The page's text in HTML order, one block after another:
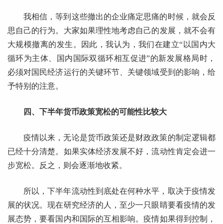
我相信，等到这些撤出的企业痛定思痛的时候，就会反
思自己的行为。大家如果理性地考虑自己的发展，就不会有
大规模撤离的发生。因此，我认为，我们在建立“以国内大
循环为主体、国内国际双循环相互促进”的新发展格局时，
必须对国民经济运行的关键环节、关键领域受到的影响，给
予特别的注意。
四、下半年货币政策宽松的可能性比较大
疫情以来，无论是货币政策还是财政政策的制定逻辑都
已经十分清楚。如果实体经济发展不好，流动性肯定会进一
步宽松。反之，则会逐渐地收紧。
所以，下半年流动性到底处在何种水平，取决于疫情发
展的状况。现在研究经济的人，至少一只眼睛要看疫情的发
展态势，要看国内和国际的互相影响。疫情如果得到控制，